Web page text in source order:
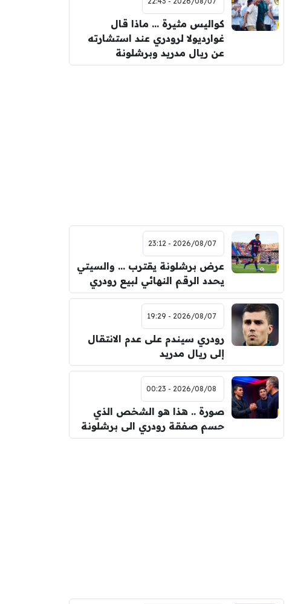
كواليس مثيرة … ماذا قال
غوارديولا لرودري عند استشارته
عن ريال مدريد وبرشلونة
2026/08/07 - 23:12
عرض برشلونة يقترب … والسيتي
يحدد الرقم النهائي لبيع رودري
2026/08/07 - 19:29
رودري سيندم على عدم الانتقال
إلى ريال مدريد
2026/08/08 - 00:23
صورة .. هذا هو الشخص الذي
حسم صفقة رودري الى برشلونة